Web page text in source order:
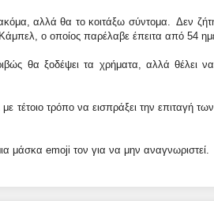
αλλά θα το κοιτάξω σύντομα. Δεν
ο οποίος παρέλαβε έπειτα από 54
θα ξοδέψει τα χρήματα, αλλά θέλει
τέτοιο τρόπο να εισπράξει την επιταγή
μάσκα emoji τον για να μην αναγνωριστεί.